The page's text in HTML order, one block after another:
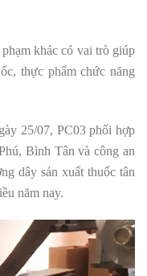
khác có vai trò giúp
thực phẩm chức năng
25/07, PC03 phối hợp
Bình Tân và công an
dây sản xuất thuốc tân
năm nay.